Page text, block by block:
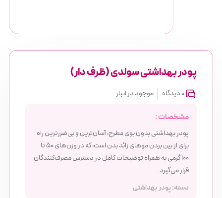
پودر بهداشتی سولدی (ظرف دار)
مشخصات :
پودر بهداشتی بدون بوی مطرح، آسان‌ترین و بی‌ضررترین راه
برای از بین بردن موهای زائد بدن است، که در وزن‌های ۵۰ تا
۱۰۰ گرمی به همراه توضیحات کامل در دسترس مصرف‌کنندگان
قرار می‌گیرد.
دسته:پودر بهداشتی
0 دیدگاه موجود در انبار